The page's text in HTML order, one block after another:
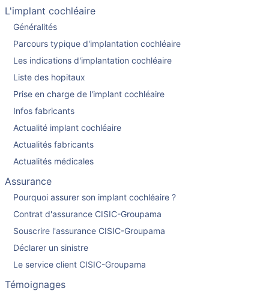
L'implant cochléaire
Généralités
Parcours typique d'implantation cochléaire
Les indications d'implantation cochléaire
Liste des hopitaux
Prise en charge de l'implant cochléaire
Infos fabricants
Actualité implant cochléaire
Actualités fabricants
Actualités médicales
Assurance
Pourquoi assurer son implant cochléaire ?
Contrat d'assurance CISIC-Groupama
Souscrire l'assurance CISIC-Groupama
Déclarer un sinistre
Le service client CISIC-Groupama
Témoignages